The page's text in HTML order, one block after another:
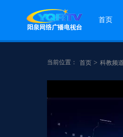
首页
当前位置： 首页 > 科教频